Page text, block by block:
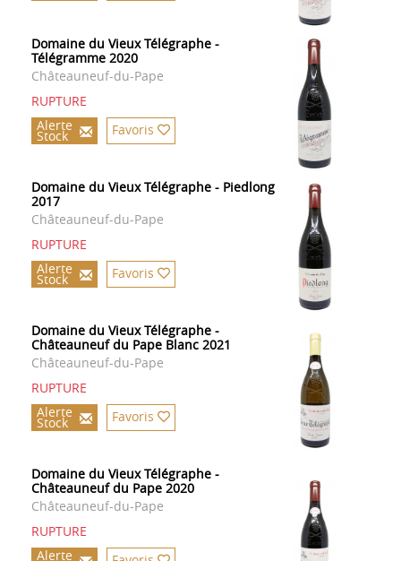
Domaine du Vieux Télégraphe -
Télégramme 2020
Châteauneuf-du-Pape
RUPTURE
Alerte
Stock Favoris
Domaine du Vieux Télégraphe - Piedlong
2017
Châteauneuf-du-Pape
RUPTURE
Alerte
Stock Favoris
Domaine du Vieux Télégraphe -
Châteauneuf du Pape Blanc 2021
Châteauneuf-du-Pape
RUPTURE
Alerte
Stock Favoris
Domaine du Vieux Télégraphe -
Châteauneuf du Pape 2020
Châteauneuf-du-Pape
RUPTURE
Alerte